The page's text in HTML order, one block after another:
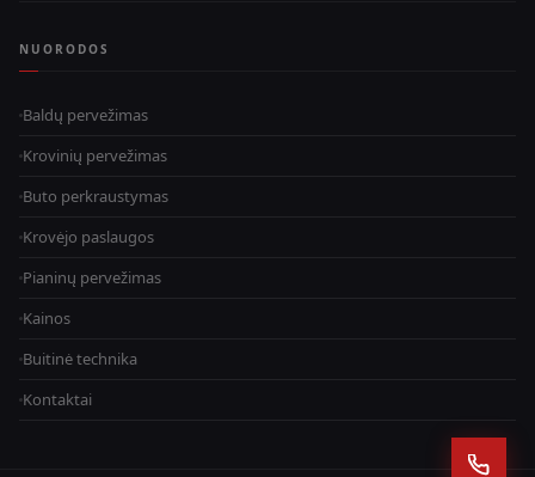
NUORODOS
Baldų pervežimas
Krovinių pervežimas
Buto perkraustymas
Krovėjo paslaugos
Pianinų pervežimas
Kainos
Buitinė technika
Kontaktai